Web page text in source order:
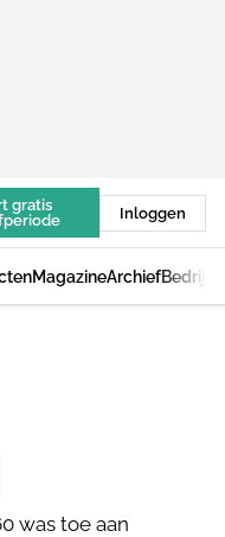
gratis
Inloggen
MagazineArchief
was toe aan